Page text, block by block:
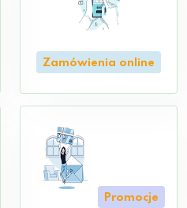
Zamówienia online
Promocje